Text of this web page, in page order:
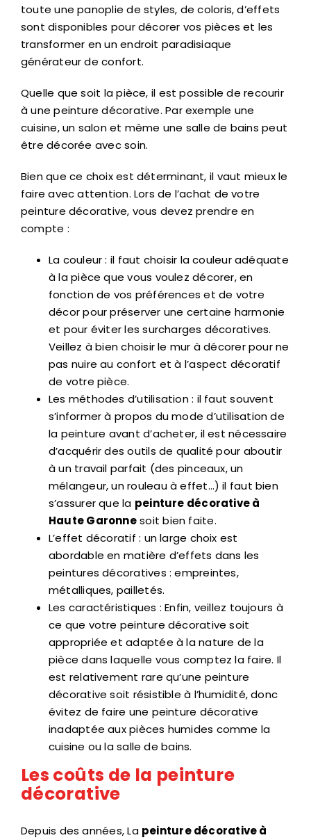
toute une panoplie de styles, de coloris, d’effets
sont disponibles pour décorer vos pièces et les
transformer en un endroit paradisiaque
générateur de confort.
Quelle que soit la pièce, il est possible de recourir
à une peinture décorative. Par exemple une
cuisine, un salon et même une salle de bains peut
être décorée avec soin.
Bien que ce choix est déterminant, il vaut mieux le
faire avec attention. Lors de l’achat de votre
peinture décorative, vous devez prendre en
compte :
La couleur : il faut choisir la couleur adéquate
à la pièce que vous voulez décorer, en
fonction de vos préférences et de votre
décor pour préserver une certaine harmonie
et pour éviter les surcharges décoratives.
Veillez à bien choisir le mur à décorer pour ne
pas nuire au confort et à l’aspect décoratif
de votre pièce.
Les méthodes d’utilisation : il faut souvent
s’informer à propos du mode d’utilisation de
la peinture avant d’acheter, il est nécessaire
d’acquérir des outils de qualité pour aboutir
à un travail parfait (des pinceaux, un
mélangeur, un rouleau à effet…) il faut bien
s’assurer que la peinture décorative à
Haute Garonnesoit bien faite.
L’effet décoratif : un large choix est
abordable en matière d’effets dans les
peintures décoratives : empreintes,
métalliques, pailletés.
Les caractéristiques : Enfin, veillez toujours à
ce que votre peinture décorative soit
appropriée et adaptée à la nature de la
pièce dans laquelle vous comptez la faire. Il
est relativement rare qu’une peinture
décorative soit résistible à l’humidité, donc
évitez de faire une peinture décorative
inadaptée aux pièces humides comme la
cuisine ou la salle de bains.
Les coûts de la peinture
décorative
Depuis des années, La peinture décorative à